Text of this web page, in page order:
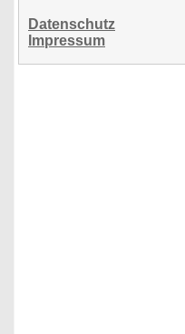
Datenschutz
Impressum